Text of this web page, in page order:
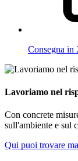
Consegna in
Lavoriamo nel
Con concrete
sull'ambiente e sul
Qui puoi trovare